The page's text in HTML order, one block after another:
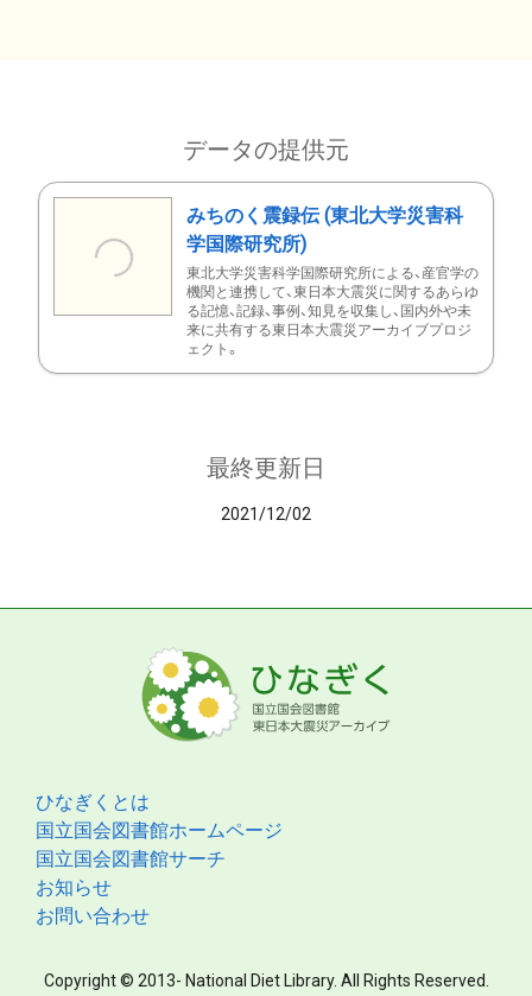
データの提供元
みちのく震録伝 (東北大学災害科
学国際研究所)
東北大学災害科学国際研究所による、産官学の
機関と連携して、東日本大震災に関するあらゆ
る記憶、記録、事例、知見を収集し、国内外や未
来に共有する東日本大震災アーカイブプロジ
ェクト。
最終更新日
2021/12/02
ひなぎくとは
国立国会図書館ホームページ
国立国会図書館サーチ
お知らせ
お問い合わせ
Copyright © 2013- National Diet Library. All Rights Reserved.